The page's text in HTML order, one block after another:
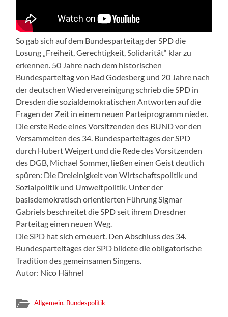
So gab sich auf dem Bundesparteitag der SPD die
Losung „Freiheit, Gerechtigkeit, Solidarität“ klar zu
erkennen. 50 Jahre nach dem historischen
Bundesparteitag von Bad Godesberg und 20 Jahre nach
der deutschen Wiedervereinigung schrieb die SPD in
Dresden die sozialdemokratischen Antworten auf die
Fragen der Zeit in einem neuen Parteiprogramm nieder.
Die erste Rede eines Vorsitzenden des BUND vor den
Versammelten des 34. Bundesparteitages der SPD
durch Hubert Weigert und die Rede des Vorsitzenden
des DGB, Michael Sommer, ließen einen Geist deutlich
spüren: Die Dreieinigkeit von Wirtschaftspolitik und
Sozialpolitik und Umweltpolitik. Unter der
basisdemokratisch orientierten Führung Sigmar
Gabriels beschreitet die SPD seit ihrem Dresdner
Parteitag einen neuen Weg.
Die SPD hat sich erneuert. Den Abschluss des 34.
Bundesparteitages der SPD bildete die obligatorische
Tradition des gemeinsamen Singens.
Autor: Nico Hähnel
Allgemein, Bundespolitik